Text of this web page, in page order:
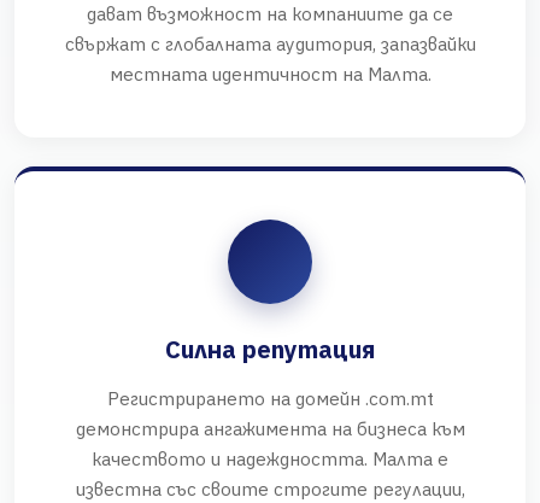
дават възможност на компаниите да се
свържат с глобалната аудитория, запазвайки
местната идентичност на Малта.
Силна репутация
Регистрирането на домейн .com.mt
демонстрира ангажимента на бизнеса към
качеството и надеждността. Малта е
известна със своите строгите регулации,